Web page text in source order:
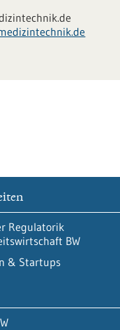
Regulatorik
BW
& Startups